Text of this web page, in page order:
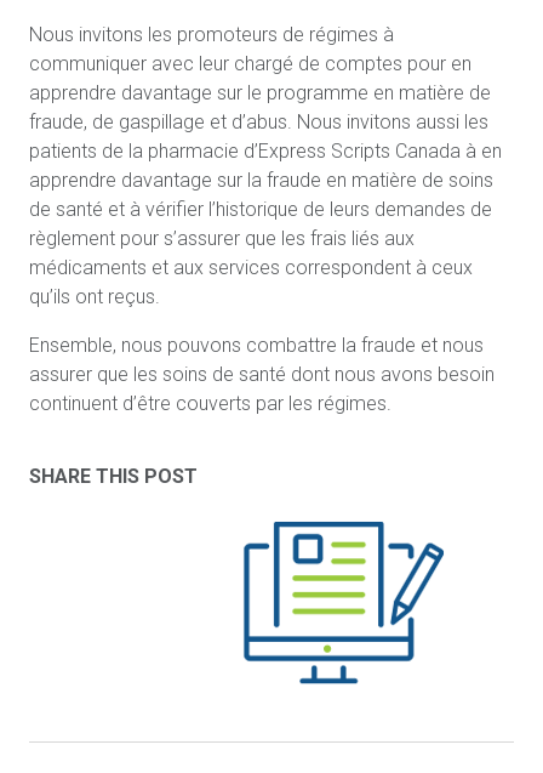
Nous invitons les promoteurs de régimes à
communiquer avec leur chargé de comptes pour en
apprendre davantage sur le programme en matière de
fraude, de gaspillage et d’abus. Nous invitons aussi les
patients de la pharmacie d’Express Scripts Canada à en
apprendre davantage sur la fraude en matière de soins
de santé et à vérifier l’historique de leurs demandes de
règlement pour s’assurer que les frais liés aux
médicaments et aux services correspondent à ceux
qu’ils ont reçus.
Ensemble, nous pouvons combattre la fraude et nous
assurer que les soins de santé dont nous avons besoin
continuent d’être couverts par les régimes.
SHARE THIS POST